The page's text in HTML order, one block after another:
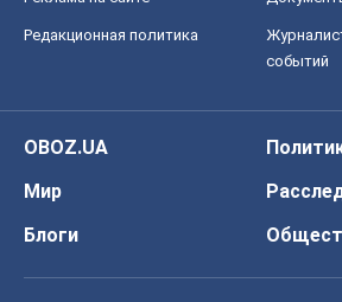
Редакционная политика
событий
OBOZ.UA
Мир
Блоги